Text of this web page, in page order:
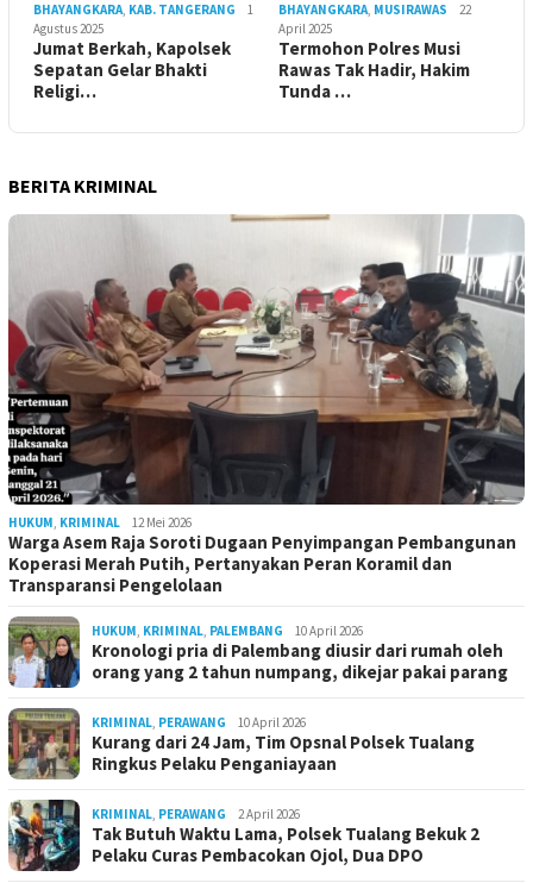
BHAYANGKARA, KAB. TANGERANG
1
Agustus 2025
Jumat Berkah, Kapolsek
Sepatan Gelar Bhakti
Religi…
BHAYANGKARA, MUSIRAWAS
22
April 2025
Termohon Polres Musi
Rawas Tak Hadir, Hakim
Tunda …
BERITA KRIMINAL
HUKUM, KRIMINAL 12 Mei 2026
Warga Asem Raja Soroti Dugaan Penyimpangan Pembangunan
Koperasi Merah Putih, Pertanyakan Peran Koramil dan
Transparansi Pengelolaan
HUKUM, KRIMINAL, PALEMBANG 10 April 2026
Kronologi pria di Palembang diusir dari rumah oleh
orang yang 2 tahun numpang, dikejar pakai parang
KRIMINAL, PERAWANG 10 April 2026
Kurang dari 24 Jam, Tim Opsnal Polsek Tualang
Ringkus Pelaku Penganiayaan
KRIMINAL, PERAWANG 2 April 2026
Tak Butuh Waktu Lama, Polsek Tualang Bekuk 2
Pelaku Curas Pembacokan Ojol, Dua DPO